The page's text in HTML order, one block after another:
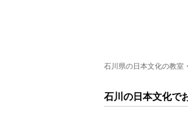
石川県の日本文化の教室
石川の日本文化で